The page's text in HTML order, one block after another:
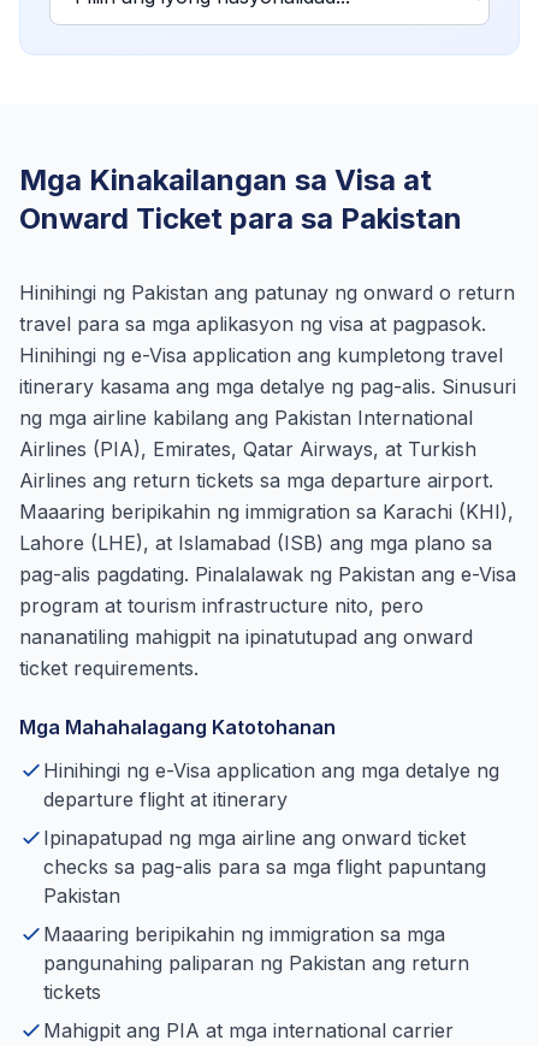
Mga Kinakailangan sa Visa at
Onward Ticket para sa Pakistan
Hinihingi ng Pakistan ang patunay ng onward o return
travel para sa mga aplikasyon ng visa at pagpasok.
Hinihingi ng e-Visa application ang kumpletong travel
itinerary kasama ang mga detalye ng pag-alis. Sinusuri
ng mga airline kabilang ang Pakistan International
Airlines (PIA), Emirates, Qatar Airways, at Turkish
Airlines ang return tickets sa mga departure airport.
Maaaring beripikahin ng immigration sa Karachi (KHI),
Lahore (LHE), at Islamabad (ISB) ang mga plano sa
pag-alis pagdating. Pinalalawak ng Pakistan ang e-Visa
program at tourism infrastructure nito, pero
nananatiling mahigpit na ipinatutupad ang onward
ticket requirements.
Mga Mahahalagang Katotohanan
Hinihingi ng e-Visa application ang mga detalye ng
departure flight at itinerary
Ipinapatupad ng mga airline ang onward ticket
checks sa pag-alis para sa mga flight papuntang
Pakistan
Maaaring beripikahin ng immigration sa mga
pangunahing paliparan ng Pakistan ang return
tickets
Mahigpit ang PIA at mga international carrier